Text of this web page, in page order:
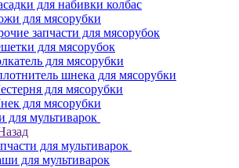
для набивки колбас
для мясорубки
запчасти для мясорубок
для мясорубок
для мясорубки
шнека для мясорубки
для мясорубки
для мясорубки
для мультиварок
для мультиварок
для мультиварок